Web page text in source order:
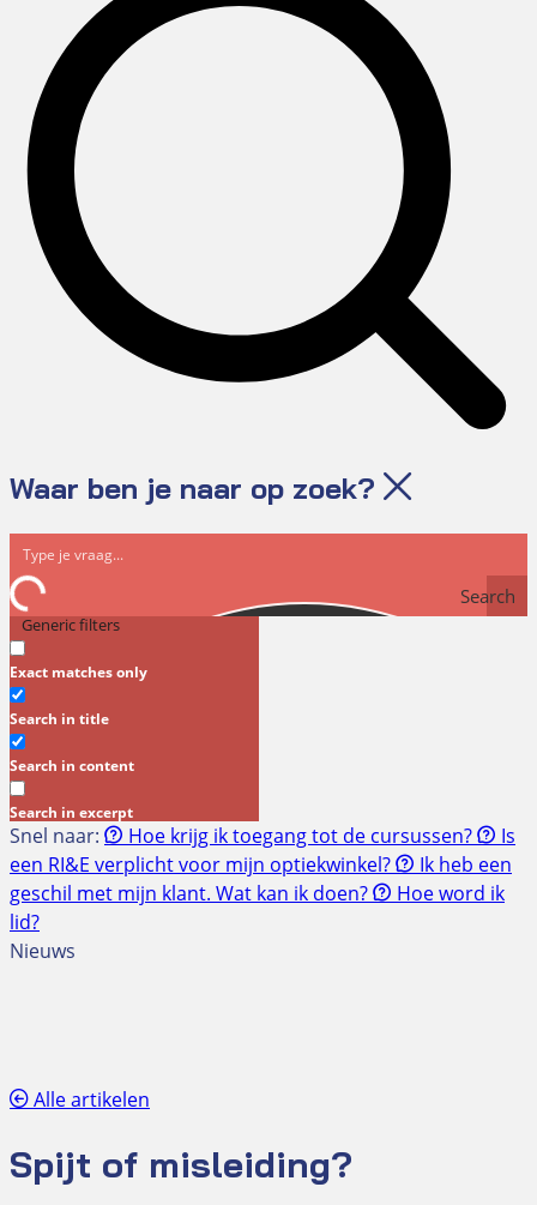
Waar ben je naar op zoek?
Search
Generic filters
Exact matches only
Search in title
Search in content
Search in excerpt
Snel naar: Hoe krijg ik toegang tot de cursussen?
Is
een RI&E verplicht voor mijn optiekwinkel?
Ik heb een
geschil met mijn klant. Wat kan ik doen?
Hoe word ik
lid?
Nieuws
Alle artikelen
Spijt of misleiding?